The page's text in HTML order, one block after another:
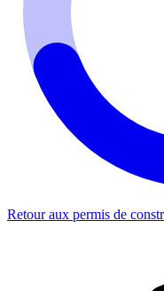
Retour aux permis de